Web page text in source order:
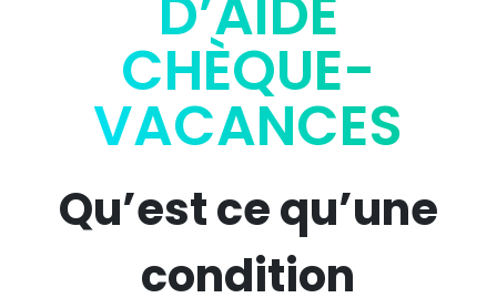
D’AIDE
CHÈQUE-
VACANCES
Qu’est ce qu’une
condition